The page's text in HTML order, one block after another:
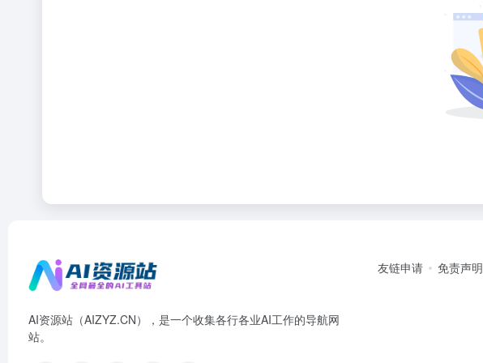
AI资源站（AIZYZ.CN），是一个收集各行各业AI工作的导航网
站。
友链申请 免责声明